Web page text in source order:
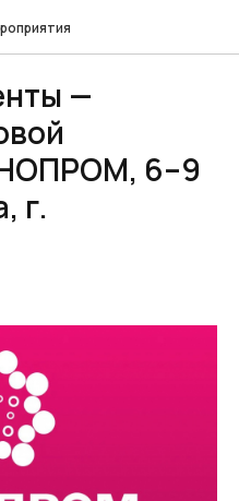
—
6–9
г.